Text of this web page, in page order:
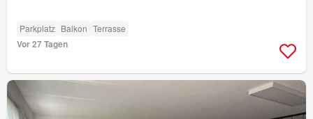
Parkplatz Balkon Terrasse
Vor 27 Tagen